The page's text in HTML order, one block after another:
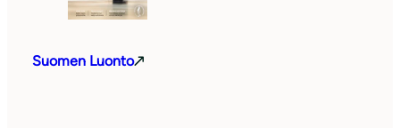
Suomen Luonto